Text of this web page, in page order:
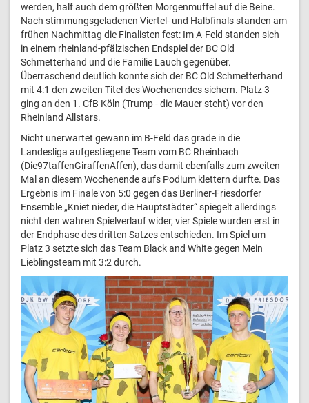
werden, half auch dem größten Morgenmuffel auf die Beine.
Nach stimmungsgeladenen Viertel- und Halbfinals standen am
frühen Nachmittag die Finalisten fest: Im A-Feld standen sich
in einem rheinland-pfälzischen Endspiel der BC Old
Schmetterhand und die Familie Lauch gegenüber.
Überraschend deutlich konnte sich der BC Old Schmetterhand
mit 4:1 den zweiten Titel des Wochenendes sichern. Platz 3
ging an den 1. CfB Köln (Trump - die Mauer steht) vor den
Rheinland Allstars.
Nicht unerwartet gewann im B-Feld das grade in die
Landesliga aufgestiegene Team vom BC Rheinbach
(Die97taffenGiraffenAffen), das damit ebenfalls zum zweiten
Mal an diesem Wochenende aufs Podium klettern durfte. Das
Ergebnis im Finale von 5:0 gegen das Berliner-Friesdorfer
Ensemble „Kniet nieder, die Hauptstädter“ spiegelt allerdings
nicht den wahren Spielverlauf wider, vier Spiele wurden erst in
der Endphase des dritten Satzes entschieden. Im Spiel um
Platz 3 setzte sich das Team Black and White gegen Mein
Lieblingsteam mit 3:2 durch.